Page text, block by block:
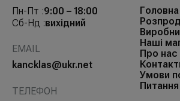
Пн-Пт :9:00 – 18:00
Сб-Нд :вихідний
EMAIL
kancklas@ukr.net
ТЕЛЕФОН
Головна
Наші
Про нас
Умови
Питання